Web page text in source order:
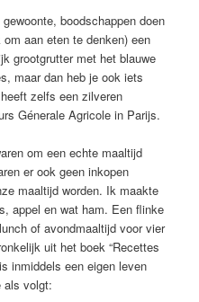
boodschappen doen
aan eten te denken) een
grootgrutter met het blauwe
maar dan heb je ook iets
zelfs een zilveren
Génerale Agricole in Parijs.
om een echte maaltijd
er ook geen inkopen
maaltijd worden. Ik maakte
appel en wat ham. Een flinke
of avondmaaltijd voor vier
uit het boek “Recettes
inmiddels een eigen leven
als volgt: